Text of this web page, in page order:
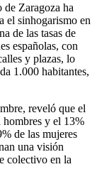
Zaragoza ha
el sinhogarismo en
de las tasas de
españolas, con
y plazas, lo
1.000 habitantes,
reveló que el
hombres y el 13%
de las mujeres
una visión
colectivo en la